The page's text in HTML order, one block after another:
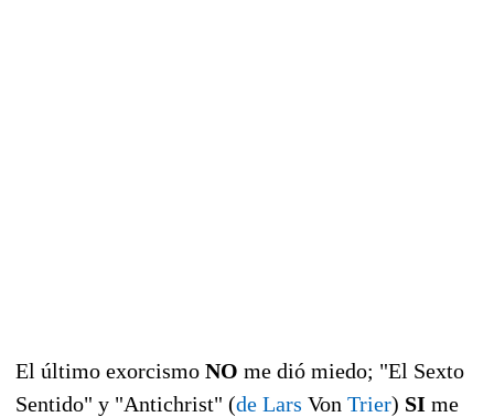
El último exorcismo NO me dió miedo; "El Sexto
Sentido" y "Antichrist" (de Lars Von Trier) SI me